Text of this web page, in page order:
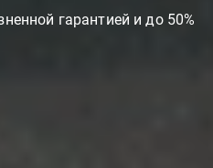
гарантией и до 50%